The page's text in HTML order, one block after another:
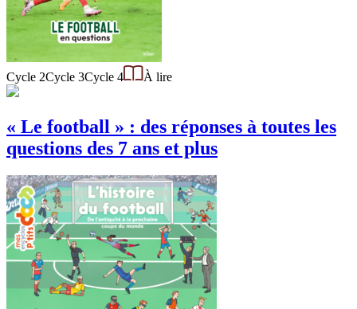
Cycle 2Cycle 3Cycle 4 À lire
« Le football » : des réponses à toutes les
questions des 7 ans et plus